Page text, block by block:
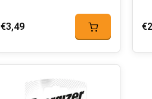
€3,49